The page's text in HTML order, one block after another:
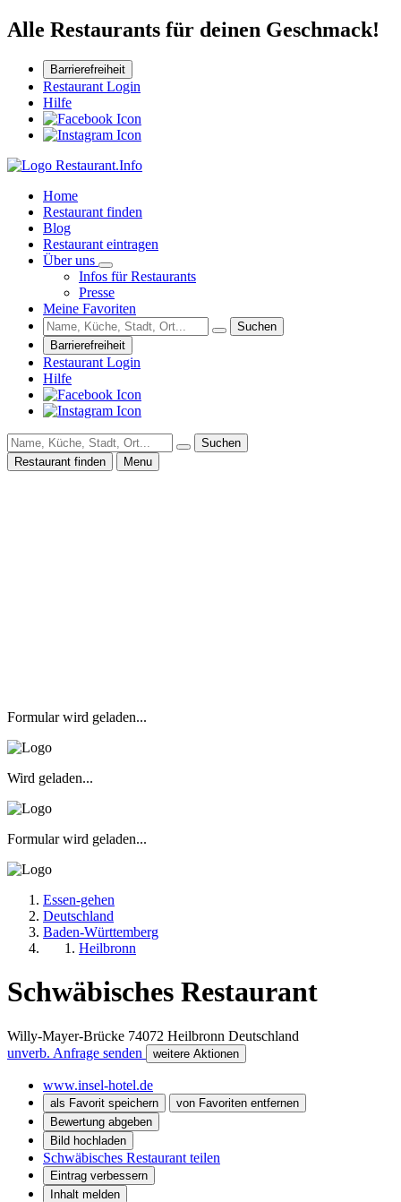
Alle Restaurants für deinen Geschmack!
Barrierefreiheit
Restaurant Login
Hilfe
Home
Restaurant finden
Blog
Restaurant eintragen
Über uns
Infos für Restaurants
Presse
Meine Favoriten
Suchen
Barrierefreiheit
Restaurant Login
Hilfe
Suchen
Restaurant finden
Menu
Formular wird geladen...
Wird geladen...
Formular wird geladen...
Essen-gehen
Deutschland
Baden-Württemberg
Heilbronn
Schwäbisches Restaurant
Willy-Mayer-Brücke 74072 Heilbronn Deutschland
unverb. Anfrage senden
weitere Aktionen
www.insel-hotel.de
als Favorit speichern
von Favoriten entfernen
Bewertung abgeben
Bild hochladen
Schwäbisches Restaurant teilen
Eintrag verbessern
Inhalt melden